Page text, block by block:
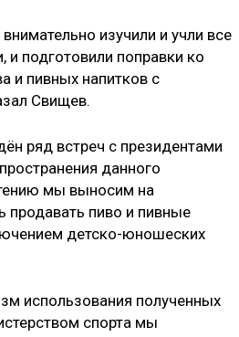
изучили и учли все
подготовили поправки ко
и пивных напитков с
Свищев.
ряд встреч с президентами
данного
мы выносим на
продавать пиво и пивные
детско-юношеских
использования полученных
спорта мы